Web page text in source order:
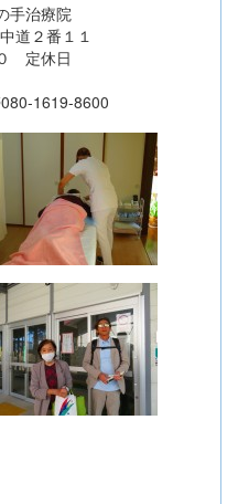
手治療院
道２番１１
定休日
1619-8600